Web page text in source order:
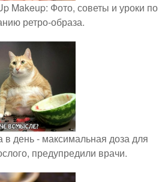
Makeup: Фото, советы и уроки по
ретро-образа.
в день - максимальная доза для
предупредили врачи.